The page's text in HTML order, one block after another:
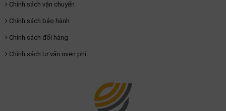
Chính sách vận chuyển
Chính sách bảo hành
Chính sách đổi hàng
Chính sách tư vấn miễn phí